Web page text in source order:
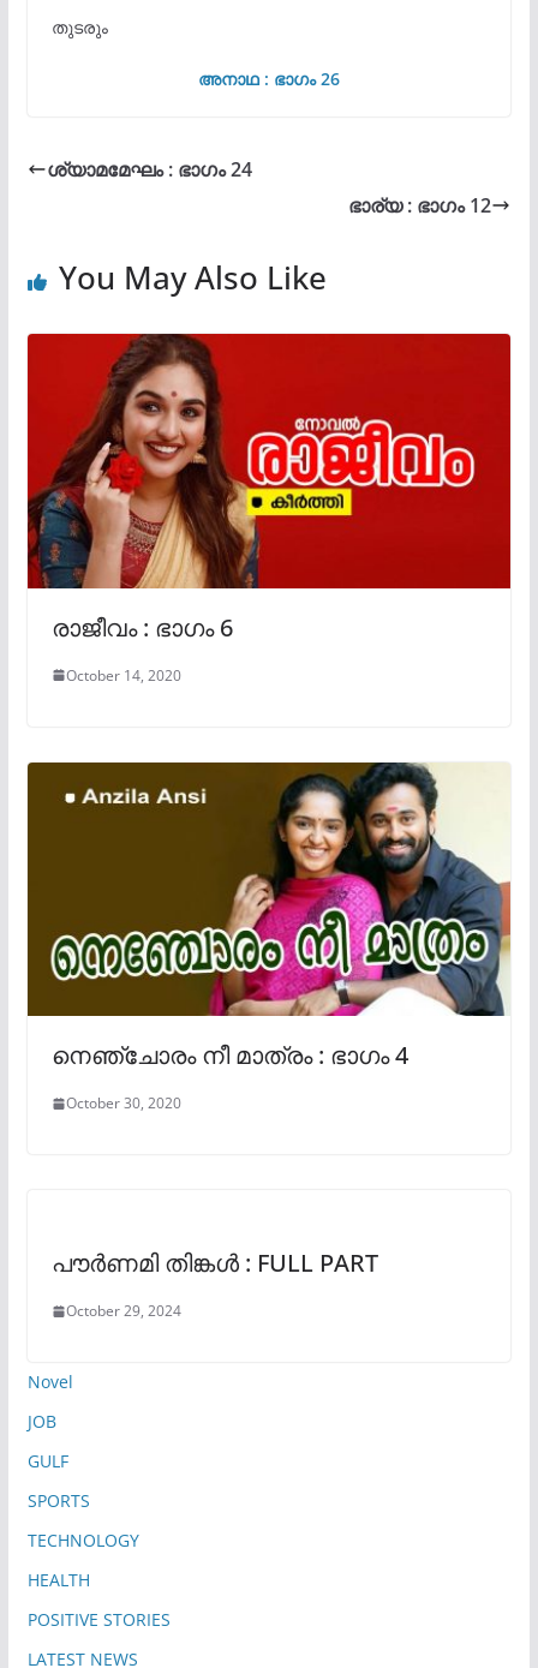
തുടരും
അനാഥ : ഭാഗം 26
ശ്യാമമേഘം : ഭാഗം 24
ഭാര്യ : ഭാഗം 12
You May Also Like
രാജീവം : ഭാഗം 6
October 14, 2020
നെഞ്ചോരം നീ മാത്രം : ഭാഗം 4
October 30, 2020
പൗർണമി തിങ്കൾ : FULL PART
October 29, 2024
Novel
JOB
GULF
SPORTS
TECHNOLOGY
HEALTH
POSITIVE STORIES
LATEST NEWS